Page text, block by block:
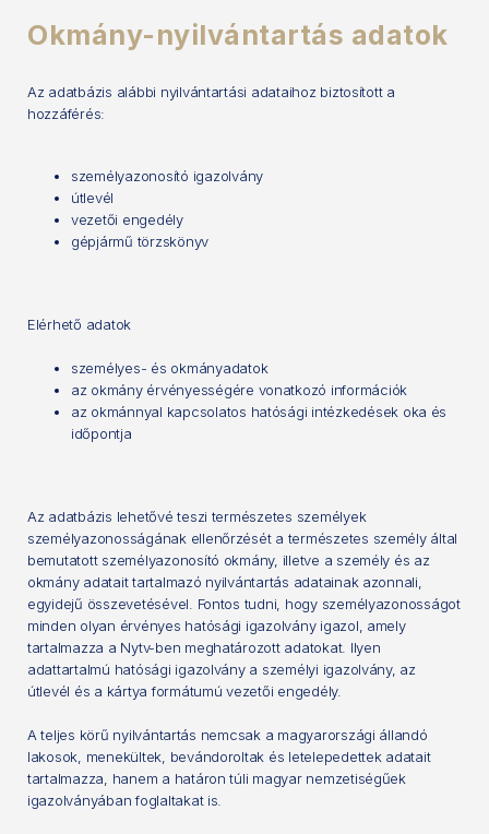
Okmány-nyilvántartás adatok
Az adatbázis alábbi nyilvántartási adataihoz biztosított a
hozzáférés:
személyazonosító igazolvány
útlevél
vezetői engedély
gépjármű törzskönyv
Elérhető adatok
személyes- és okmányadatok
az okmány érvényességére vonatkozó információk
az okmánnyal kapcsolatos hatósági intézkedések oka és
időpontja
Az adatbázis lehetővé teszi természetes személyek
személyazonosságának ellenőrzését a természetes személy által
bemutatott személyazonosító okmány, illetve a személy és az
okmány adatait tartalmazó nyilvántartás adatainak azonnali,
egyidejű összevetésével. Fontos tudni, hogy személyazonosságot
minden olyan érvényes hatósági igazolvány igazol, amely
tartalmazza a Nytv-ben meghatározott adatokat. Ilyen
adattartalmú hatósági igazolvány a személyi igazolvány, az
útlevél és a kártya formátumú vezetői engedély.
A teljes körű nyilvántartás nemcsak a magyarországi állandó
lakosok, menekültek, bevándoroltak és letelepedettek adatait
tartalmazza, hanem a határon túli magyar nemzetiségűek
igazolványában foglaltakat is.